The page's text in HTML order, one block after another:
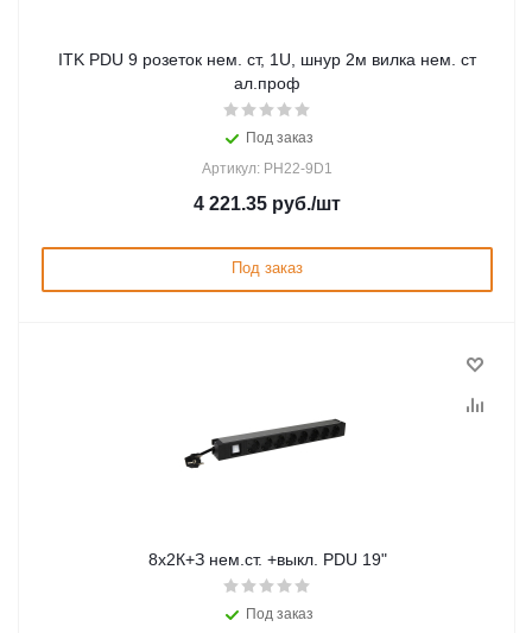
ITK PDU 9 розеток нем. ст, 1U, шнур 2м вилка нем. ст
ал.проф
Под заказ
Артикул: PH22-9D1
4 221.35 руб./шт
Под заказ
8х2К+З нем.ст. +выкл. PDU 19"
Под заказ